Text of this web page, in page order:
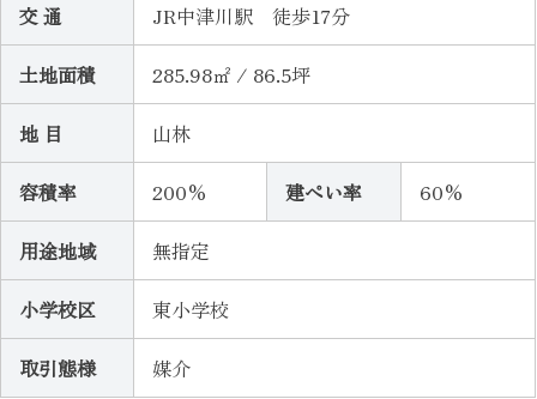
交 通 JR中津川駅 徒歩17分
土地面積 285.98㎡ / 86.5坪
地 目 山林
容積率 200% 建ぺい率 60%
用途地域 無指定
小学校区 東小学校
取引態様 媒介